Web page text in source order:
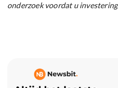
onderzoek voordat u